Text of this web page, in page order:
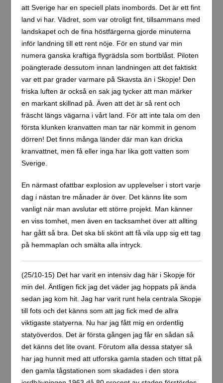
att Sverige har en speciell plats inombords. Det är ett fint
land vi har. Vädret, som var otroligt fint, tillsammans med
landskapet och de fina höstfärgerna gjorde minuterna
inför landning till ett rent nöje. För en stund var min
numera ganska kraftiga flygrädsla som bortblåst. Piloten
poängterade dessutom innan landningen att det faktiskt
var ett par grader varmare på Skavsta än i Skopje! Den
friska luften är också en sak jag tycker att man märker
en markant skillnad på. Även att det är så rent och
fräscht längs vägarna i vårt land. För att inte tala om den
första klunken kranvatten man tar när kommit in genom
dörren! Det finns många länder där man kan dricka
kranvattnet, men få eller inga har lika gott vatten som
Sverige.
En närmast ofattbar explosion av upplevelser i stort varje
dag i nästan tre månader är över. Det känns lite som
vanligt när man avslutar ett större projekt. Man känner
en viss tomhet, men även en tacksamhet över att allting
har gått så bra. Det ska bli skönt att få vila upp sig ett tag
på hemmaplan och smälta alla intryck.
(25/10-15) Det har varit en intensiv dag här i Skopje för
min del. Äntligen fick jag det väder jag hoppats på ända
sedan jag kom hit. Jag har varit runt hela centrala Skopje
till fots och det känns som att jag fick med de allra
viktigaste statyerna. Nu har jag fått mig en ordentlig
statyöverdos. Det är första gången jag får en sådan så
det känns det lite ovant. Förutom alla dessa statyer så
har jag hunnit med att utforska gamla staden och tittat på
den gamla tågstationen som skadades i den stora